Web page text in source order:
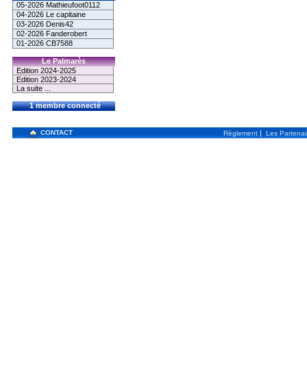
05-2026 Mathieufoot0112
04-2026 Le capitaine
03-2026 Denis42
02-2026 Fanderobert
01-2026 CB7588
Le Palmarès
Edition 2024-2025
Edition 2023-2024
La suite ...
1 membre connecté
CONTACT Règlement | Les